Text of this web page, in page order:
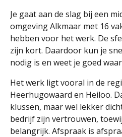
Je gaat aan de slag bij een
omgeving Alkmaar met 16
hebben voor het werk. De
zijn kort. Daardoor kun je
nodig is en weet je goed
Het werk ligt vooral in de
Heerhugowaard en Heiloo.
klussen, maar wel lekker
bedrijf zijn vertrouwen,
belangrijk. Afspraak is